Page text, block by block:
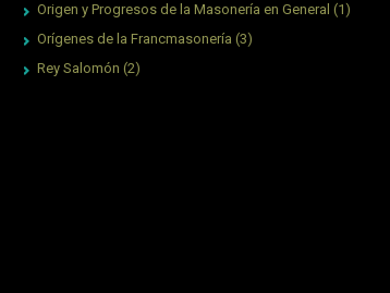
Origen y Progresos de la Masonería en General (1)
Orígenes de la Francmasonería (3)
Rey Salomón (2)